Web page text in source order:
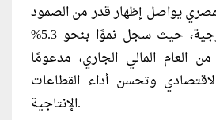
يواصل إظهار قدر من الصمود
أمام الصدمات الخارجية، حيث سجل نموًا بنحو 5.3%
العام المالي الجاري، مدعومًا
وتحسن أداء القطاعات
الإنتاجية.